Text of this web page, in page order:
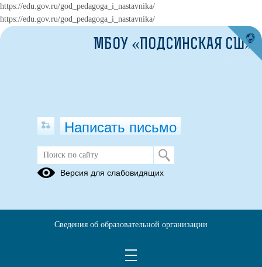
https://edu.gov.ru/god_pedagoga_i_nastavnika/
https://edu.gov.ru/god_pedagoga_i_nastavnika/
Видеоролики о школьной столовой
Оснащения пищеблока технологическим
оборудованиемhttps://cloud.mail.ru/public/Wi1S/YWZN5sbRv
Количество посадочных мест и соответствие требованиями
мебели в обеденном
МБОУ «ПОДСИНСКАЯ СШ»
Написать письмо
Версия для слабовидящих
Сведения об образовательной организации